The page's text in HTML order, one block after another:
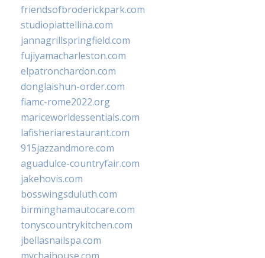
friendsofbroderickpark.com
studiopiattellina.com
jannagrillspringfield.com
fujiyamacharleston.com
elpatronchardon.com
donglaishun-order.com
fiamc-rome2022.org
mariceworldessentials.com
lafisheriarestaurant.com
915jazzandmore.com
aguadulce-countryfair.com
jakehovis.com
bosswingsduluth.com
birminghamautocare.com
tonyscountrykitchen.com
jbellasnailspa.com